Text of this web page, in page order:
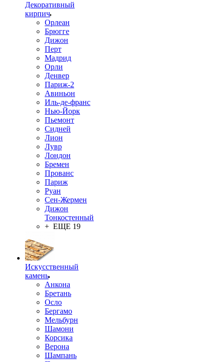
Декоративный
кирпич
Орлеан
Брюгге
Дижон
Перт
Мадрид
Орли
Денвер
Париж-2
Авиньон
Иль-де-франс
Нью-Йорк
Пьемонт
Сидней
Лион
Лувр
Лондон
Бремен
Прованс
Париж
Руан
Сен-Жермен
Дижон
Тонкостенный
+ ЕЩЕ 19
Искусственный
камень
Анкона
Бретань
Осло
Бергамо
Мельбурн
Шамони
Корсика
Верона
Шампань